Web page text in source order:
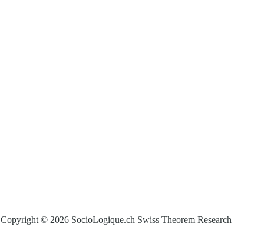
Copyright © 2026 SocioLogique.ch Swiss Theorem Research